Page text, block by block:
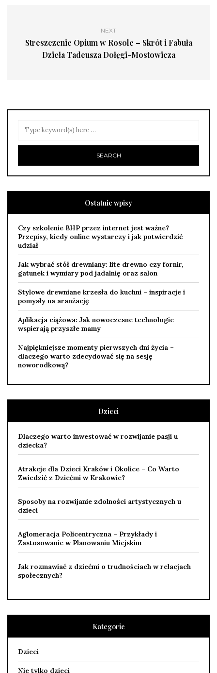
NEXT
Streszczenie Opium w Rosole – Skrót i Fabuła
Dzieła Tadeusza Dołęgi-Mostowicza
Ostatnie wpisy
Czy szkolenie BHP przez internet jest ważne?
Przepisy, kiedy online wystarczy i jak potwierdzić
udział
Jak wybrać stół drewniany: lite drewno czy fornir,
gatunek i wymiary pod jadalnię oraz salon
Stylowe drewniane krzesła do kuchni – inspiracje i
pomysły na aranżację
Aplikacja ciążowa: Jak nowoczesne technologie
wspierają przyszłe mamy
Najpiękniejsze momenty pierwszych dni życia –
dlaczego warto zdecydować się na sesję
noworodkową?
Dzieci
Dlaczego warto inwestować w rozwijanie pasji u
dziecka?
Atrakcje dla Dzieci Kraków i Okolice – Co Warto
Zwiedzić z Dziećmi w Krakowie?
Sposoby na rozwijanie zdolności artystycznych u
dzieci
Aglomeracja Policentryczna – Przykłady i
Zastosowanie w Planowaniu Miejskim
Jak rozmawiać z dziećmi o trudnościach w relacjach
społecznych?
Kategorie
Dzieci
Nie tylko dzieci